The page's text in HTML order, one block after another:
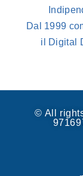
Dal 1999
il Digital
© All